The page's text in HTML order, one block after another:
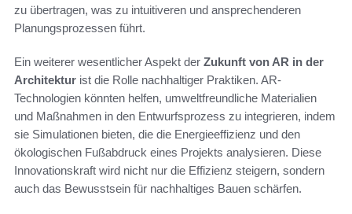
zu übertragen, was zu intuitiveren und ansprechenderen
Planungsprozessen führt.
Ein weiterer wesentlicher Aspekt der Zukunft von AR in der
Architektur ist die Rolle nachhaltiger Praktiken. AR-
Technologien könnten helfen, umweltfreundliche Materialien
und Maßnahmen in den Entwurfsprozess zu integrieren, indem
sie Simulationen bieten, die die Energieeffizienz und den
ökologischen Fußabdruck eines Projekts analysieren. Diese
Innovationskraft wird nicht nur die Effizienz steigern, sondern
auch das Bewusstsein für nachhaltiges Bauen schärfen.